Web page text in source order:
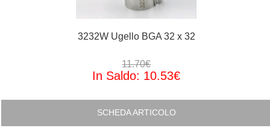
3232W Ugello BGA 32 x 32
11.70€
In Saldo: 10.53€
SCHEDA ARTICOLO